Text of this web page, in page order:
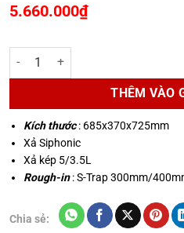
5.660.000₫
Bồn cầu một khối Arrow AG1253M/
THÊM VÀO
Kích thước: 685x370x725mm
Xả Siphonic
Xả kép 5/3.5L
Rough-in: S-Trap 300mm/
Chia sẻ: